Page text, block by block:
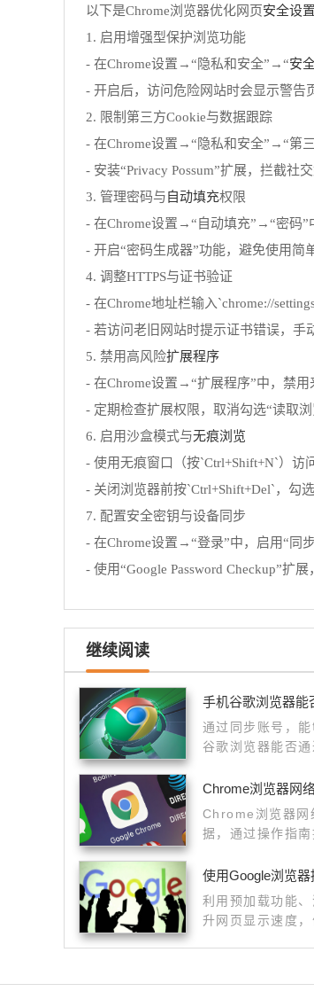
以下是Chrome浏览器优化网页安全设置
1. 启用增强型保护浏览功能
- 在Chrome设置→“隐私和安全”→“安
- 开启后，访问危险网站时会显示警告
2. 限制第三方Cookie与数据跟踪
- 在Chrome设置→“隐私和安全”→“第
- 安装“Privacy Possum”扩展，拦截社
3. 管理密码与自动填充权限
- 在Chrome设置→“自动填充”→“密码”
- 开启“密码生成器”功能，避免使用简
4. 调整HTTPS与证书验证
- 在Chrome地址栏输入`chrome://
- 若访问老旧网站时提示证书错误，手
5. 禁用高风险扩展程序
- 在Chrome设置→“扩展程序”中，禁
- 定期检查扩展权限，取消勾选“读取
6. 启用沙盒模式与无痕浏览
- 使用无痕窗口（按`Ctrl+Shift+N`）访
- 关闭浏览器前按`Ctrl+Shift+Del`，勾
7. 配置安全密钥与设备同步
- 在Chrome设置→“登录”中，启用“同
- 使用“Google Password Checkup”扩
继续阅读
手机谷歌浏览器能
通过同步账号，
谷歌浏览器能否
Chrome浏览器网
Chrome浏览器网
据，通过操作指
使用Google浏览
利用预加载功能
升网页显示速度，